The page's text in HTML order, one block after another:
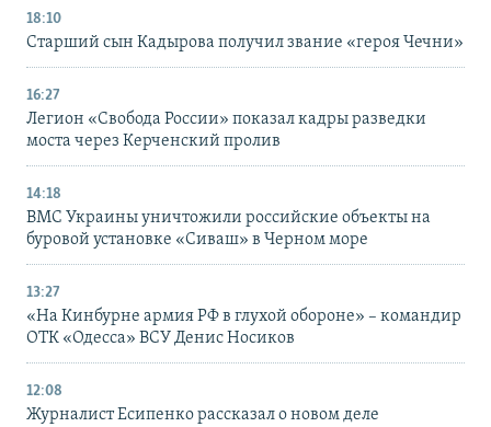
18:10
Старший сын Кадырова получил звание «героя Чечни»
16:27
Легион «Свобода России» показал кадры разведки
моста через Керченский пролив
14:18
ВМС Украины уничтожили российские объекты на
буровой установке «Сиваш» в Черном море
13:27
«На Кинбурне армия РФ в глухой обороне» – командир
ОТК «Одесса» ВСУ Денис Носиков
12:08
Журналист Есипенко рассказал о новом деле